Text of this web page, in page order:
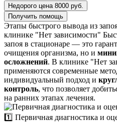
Недорого цена 8000 руб.
Получить помощь
Этапы быстрого вывода из
клинике "Нет зависимости"
запоя в стационаре — это
очищения организма, но и
осложнений. В клинике "Нет
применяются современные
индивидуальный подход и
контроль, что позволяет
на ранних этапах лечения.
1️⃣ Первичная диагностика и